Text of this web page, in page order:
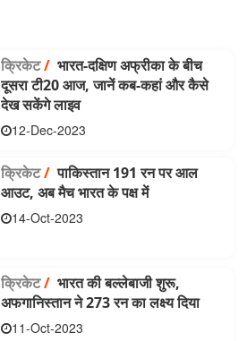
क्रिकेट/ भारत-दक्षिण अफ्रीका के बीच
दूसरा टी20 आज, जानें कब-कहां और कैसे
देख सकेंगे लाइव
12-Dec-2023
क्रिकेट/पाकिस्तान 191 रन पर आल
आउट, अब मैच भारत के पक्ष में
14-Oct-2023
क्रिकेट/ भारत की बल्लेबाजी शुरू,
अफगानिस्तान ने 273 रन का लक्ष्य दिया
11-Oct-2023